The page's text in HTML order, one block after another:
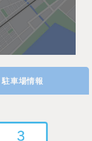
駐車場情報